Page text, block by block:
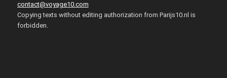
contact@voyage10.com
Copying texts without editing authorization from Parijs10.nl is
forbidden.